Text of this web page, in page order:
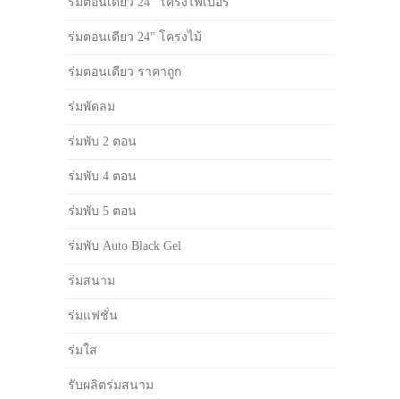
ร่มตอนเดียว 24" โครงไม้
ร่มตอนเดียว ราคาถูก
ร่มพัดลม
ร่มพับ 2 ตอน
ร่มพับ 4 ตอน
ร่มพับ 5 ตอน
ร่มพับ Auto Black Gel
ร่มสนาม
ร่มแฟชั่น
ร่มใส
รับผลิตร่มสนาม